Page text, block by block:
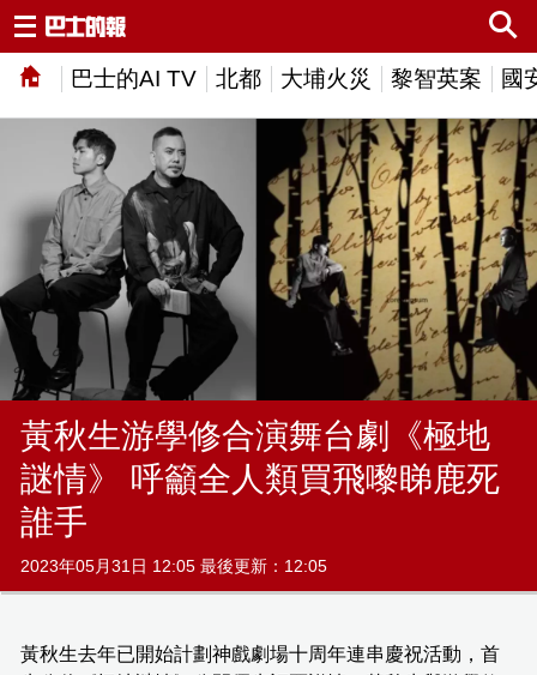
巴士的AI TV 北都 大埔火災 黎智英案 國
黃秋生游學修合演舞台劇《極地
謎情》 呼籲全人類買飛嚟睇鹿死
誰手
2023年05月31日 12:05 最後更新：12:05
黃秋生去年已開始計劃神戲劇場十周年連串慶祝活動，首